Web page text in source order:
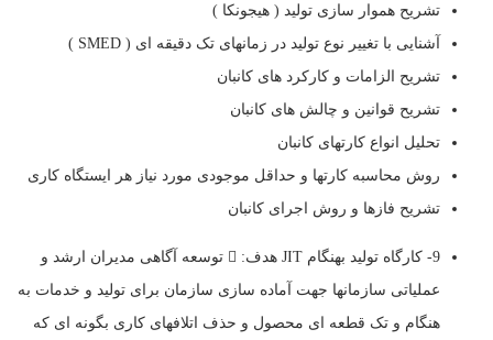
تشریح هموار سازی تولید ( هیجونکا )
آشنایی با تغییر نوع تولید در زمانهای تک دقیقه ای ( SMED )
تشریح الزامات و کارکرد های کانبان
تشریح قوانین و چالش های کانبان
تحلیل انواع کارتهای کانبان
روش محاسبه کارتها و حداقل موجودی مورد نیاز هر ایستگاه کاری
تشریح فازها و روش اجرای کانبان
9- کارگاه تولید بهنگام JIT هدف:  توسعه آگاهی مدیران ارشد و
عملیاتی سازمانها جهت آماده سازی سازمان برای تولید و خدمات به
هنگام و تک قطعه ای محصول و حذف اتلافهای کاری بگونه ای که